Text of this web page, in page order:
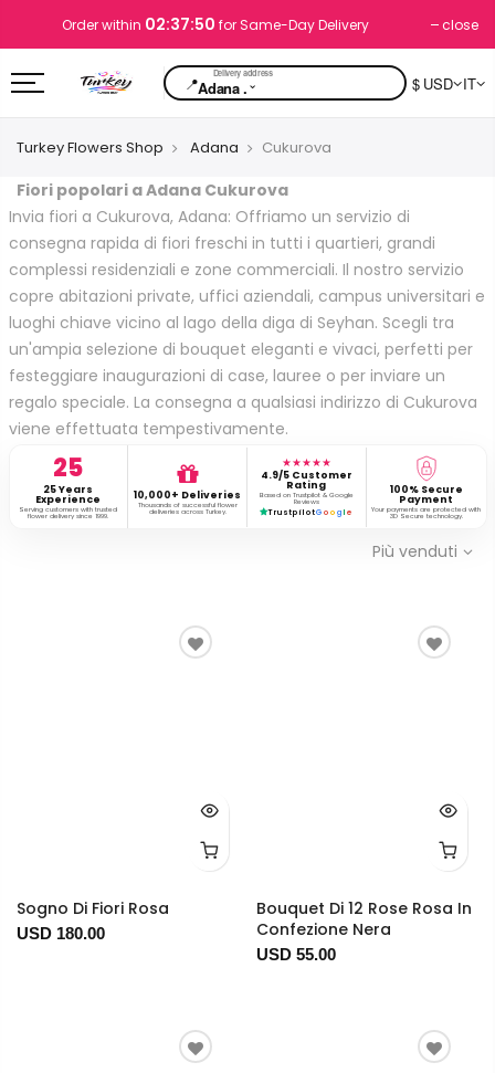
Order within 02:37:49 for Same-Day Delivery close
📍Adana .⌄ $ USD IT
Turkey Flowers Shop Adana Cukurova
Fiori popolari a Adana Cukurova
Invia fiori a Cukurova, Adana: Offriamo un servizio di
consegna rapida di fiori freschi in tutti i quartieri, grandi
complessi residenziali e zone commerciali. Il nostro servizio
copre abitazioni private, uffici aziendali, campus universitari e
luoghi chiave vicino al lago della diga di Seyhan. Scegli tra
un'ampia selezione di bouquet eleganti e vivaci, perfetti per
festeggiare inaugurazioni di case, lauree o per inviare un
regalo speciale. La consegna a qualsiasi indirizzo di Cukurova
viene effettuata tempestivamente.
25
25 Years
Experience
Serving customers with trusted
flower delivery since 1999.
10,000+ Deliveries
Thousands of successful flower
deliveries across Turkey.
★★★★★
4.9/5 Customer
Rating
Based on Trustpilot & Google
Reviews
TrustpilotG o o g l e
100% Secure
Payment
Your payments are protected with
3D Secure technology.
Più venduti
Sogno Di Fiori Rosa
USD 180.00
Bouquet Di 12 Rose Rosa In
Confezione Nera
USD 55.00